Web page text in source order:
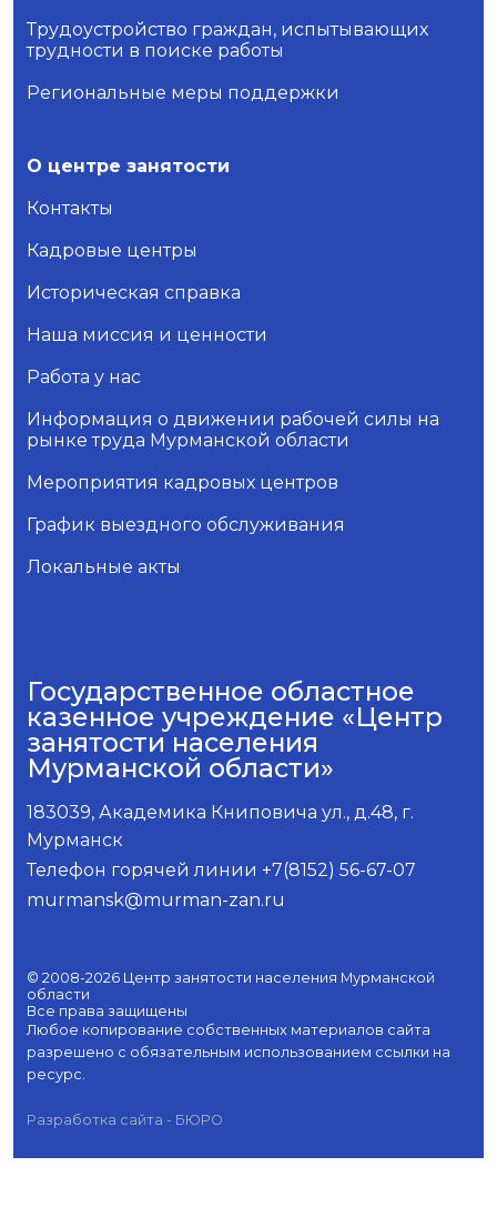
Трудоустройство граждан, испытывающих
трудности в поиске работы
Региональные меры поддержки
О центре занятости
Контакты
Кадровые центры
Историческая справка
Наша миссия и ценности
Работа у нас
Информация о движении рабочей силы на
рынке труда Мурманской области
Мероприятия кадровых центров
График выездного обслуживания
Локальные акты
Государственное областное
казенное учреждение «Центр
занятости населения
Мурманской области»
183039, Академика Книповича ул., д.48, г.
Мурманск
Телефон горячей линии +7(8152) 56-67-07
murmansk@murman-zan.ru
© 2008-2026 Центр занятости населения Мурманской
области
Все права защищены
Любое копирование собственных материалов сайта
разрешено с обязательным использованием ссылки на
ресурс.
Разработка сайта - БЮРО